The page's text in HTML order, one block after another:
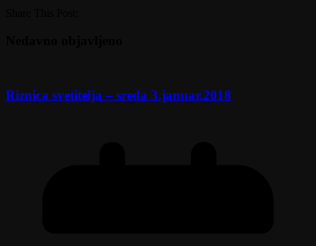
Riznica svetitelja – sreda 3.januar.2018